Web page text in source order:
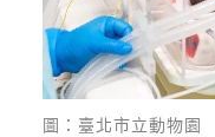
圖：臺北市立動物園